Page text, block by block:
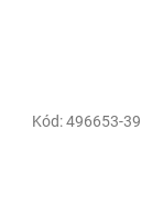
Kód:496653-39